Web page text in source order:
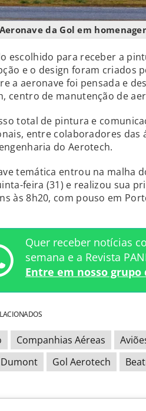
Aeronave da Gol em
escolhido para receber a
e o design foram criados
a aeronave foi pensada e
centro de manutenção de
total de pintura e
entre colaboradores das
do Aerotech.
temática entrou na malha
feira (31) e realizou sua
às 8h20, com pouso em
Quer receber notícias
semana e a Revista
Entre em nosso grupo
Companhias Aéreas
Gol Aerotech